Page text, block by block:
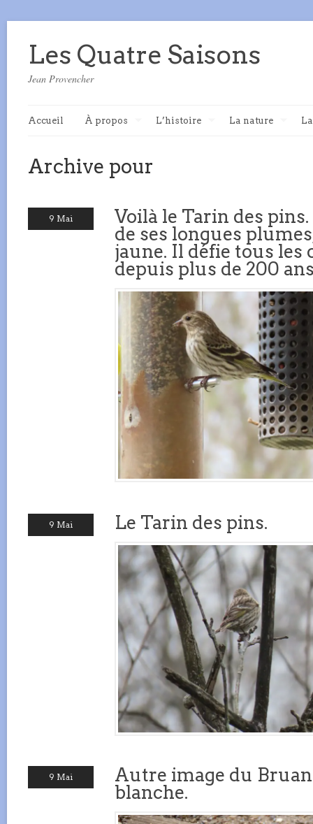
Les Quatre Saisons
Jean Provencher
Accueil À propos L’histoire La nature
Archive pour
9 Mai
Voilà le Tarin des
de ses longues
jaune. Il défie tous les
depuis plus de 200
9 Mai Le Tarin des pins.
9 Mai
Autre image du
blanche.